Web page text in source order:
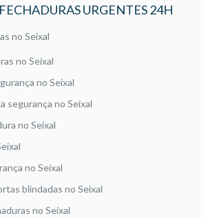
URGENTES 24H
no Seixal
no Seixal
no Seixal
segurança no Seixal
no Seixal
no Seixal
blindadas no Seixal
no Seixal